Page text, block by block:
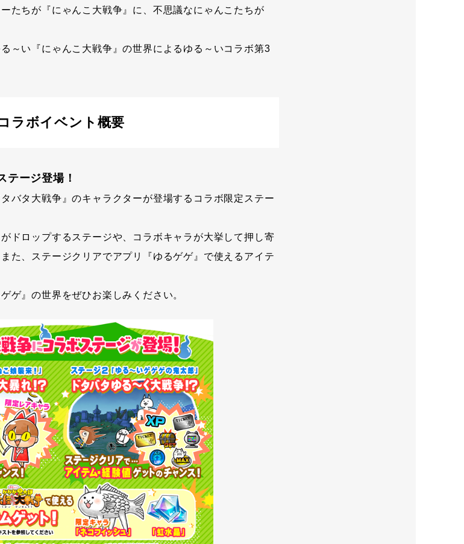
たちが『にゃんこ大戦争』に、不思議なにゃんこたちが
～い『にゃんこ大戦争』の世界によるゆる～いコラボ第3
ラボイベント概要
テージ登場！
バタ大戦争』のキャラクターが登場するコラボ限定ステー
ドロップするステージや、コラボキャラが大挙して押し寄
た、ステージクリアでアプリ『ゆるゲゲ』で使えるアイテ
ゲ』の世界をぜひお楽しみください。